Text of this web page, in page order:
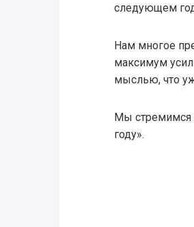
следующем
Нам многое
максимум
мыслью, что
Мы стремимся
году».